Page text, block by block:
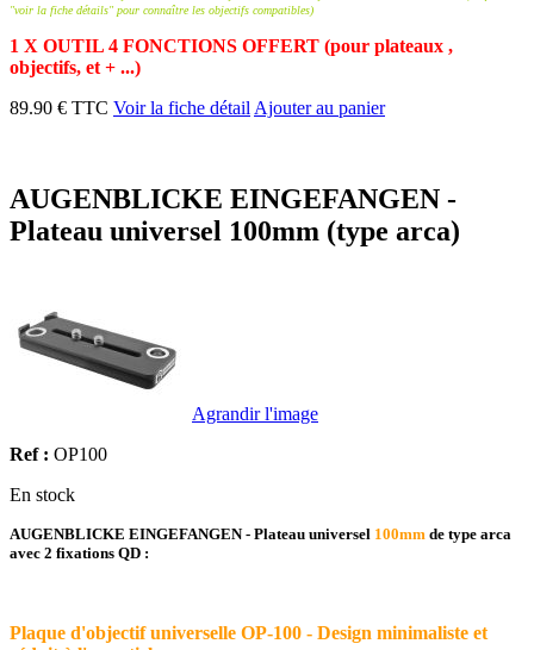
"voir la fiche détails" pour connaître les objectifs compatibles)
1 X OUTIL 4 FONCTIONS OFFERT (pour plateaux ,
objectifs, et + ...)
89.90 € TTC Voir la fiche détail Ajouter au panier
AUGENBLICKE EINGEFANGEN -
Plateau universel 100mm (type arca)
Agrandir l'image
Ref : OP100
En stock
AUGENBLICKE EINGEFANGEN - Plateau universel 100mm de type arca
avec 2 fixations QD :
Plaque d'objectif universelle OP-100 - Design minimaliste et